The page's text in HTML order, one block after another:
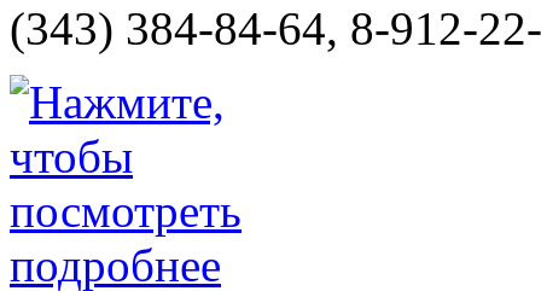
(343) 384-84-64, 8-912-